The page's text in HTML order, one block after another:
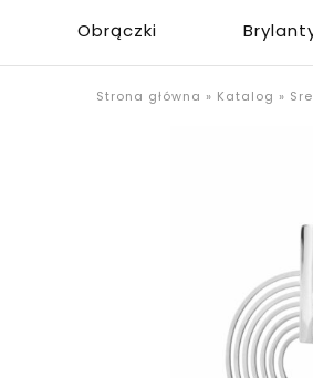
Obrączki
Strona główna » Katalog »